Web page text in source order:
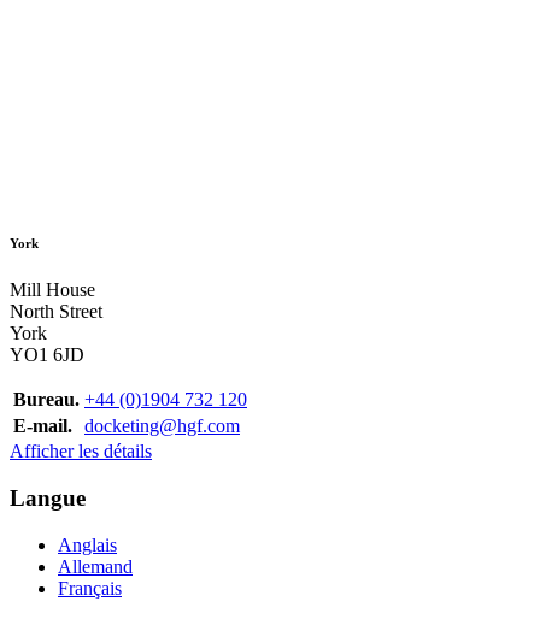
York
Mill House
North Street
York
YO1 6JD
Bureau. +44 (0)1904 732 120
E-mail. docketing@hgf.com
Afficher les détails
Langue
Anglais
Allemand
Français